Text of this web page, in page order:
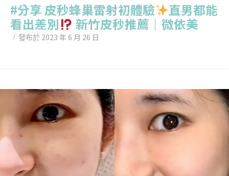
#分享 皮秒蜂巢雷射初體驗
直男都能
看出差別
新竹皮秒推薦｜微依美
發布於 2023 年 6 月 26 日